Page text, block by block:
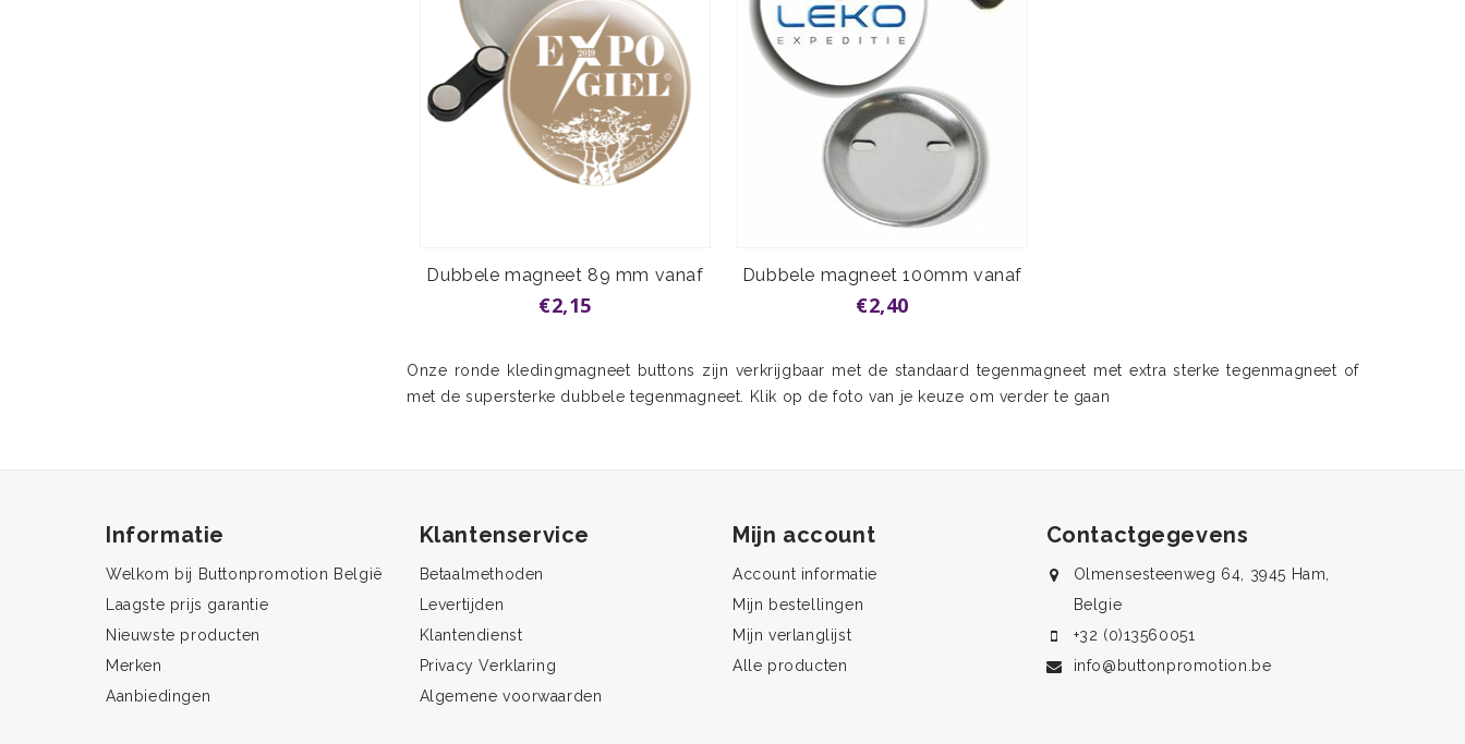
Dubbele magneet 89 mm vanaf
€2,15
Dubbele magneet 100mm vanaf
€2,40
Onze ronde kledingmagneet buttons zijn verkrijgbaar met de standaard tegenmagneet met extra sterke tegenmagneet of
met de supersterke dubbele tegenmagneet. Klik op de foto van je keuze om verder te gaan
Informatie
Welkom bij Buttonpromotion België
Laagste prijs garantie
Nieuwste producten
Merken
Aanbiedingen
Klantenservice
Betaalmethoden
Levertijden
Klantendienst
Privacy Verklaring
Algemene voorwaarden
Mijn account
Account informatie
Mijn bestellingen
Mijn verlanglijst
Alle producten
Contactgegevens
Olmensesteenweg 64, 3945 Ham,
Belgie
+32 (0)13560051
info@buttonpromotion.be